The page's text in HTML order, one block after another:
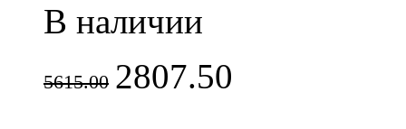
В наличии
5615.00 2807.50